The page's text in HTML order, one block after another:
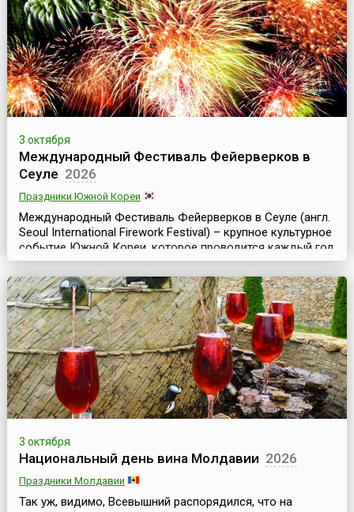
аромат винограда — благодатное время!Вино, пожал...
3 октября
Международный Фестиваль Фейерверков в
Сеуле 2026
Праздники Южной Кореи
Международный Фестиваль Фейерверков в Сеуле (англ.
Seoul International Firework Festival) – крупное культурное
событие Южной Кореи, которое проводится каждый год
в конце сентября – начале октябре, начиная с 2000 года,
где лучшие пиротехники мира создают неповторимую
атмосферу праздника и красоты.Для участия в
фестивале традиционно съезжаются команды
специалистов по фейерверкам из разных стран....
3 октября
Национальный день вина Молдавии 2026
Праздники Молдавии
Так уж, видимо, Всевышний распорядился, что на